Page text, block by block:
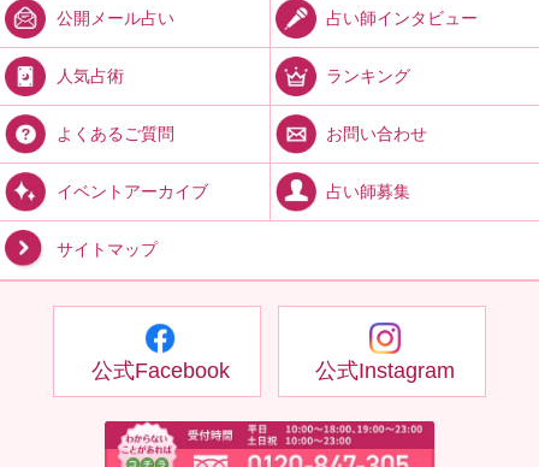
公開メール占い 占い師インタビュー
人気占術 ランキング
よくあるご質問 お問い合わせ
イベントアーカイブ 占い師募集
サイトマップ
公式Facebook 公式Instagram